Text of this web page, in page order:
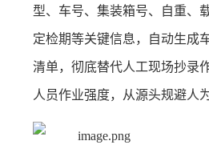
型、车号、集装箱号、自重、
定检期等关键信息，自动生成
清单，彻底替代人工现场抄录
人员作业强度，从源头规避人